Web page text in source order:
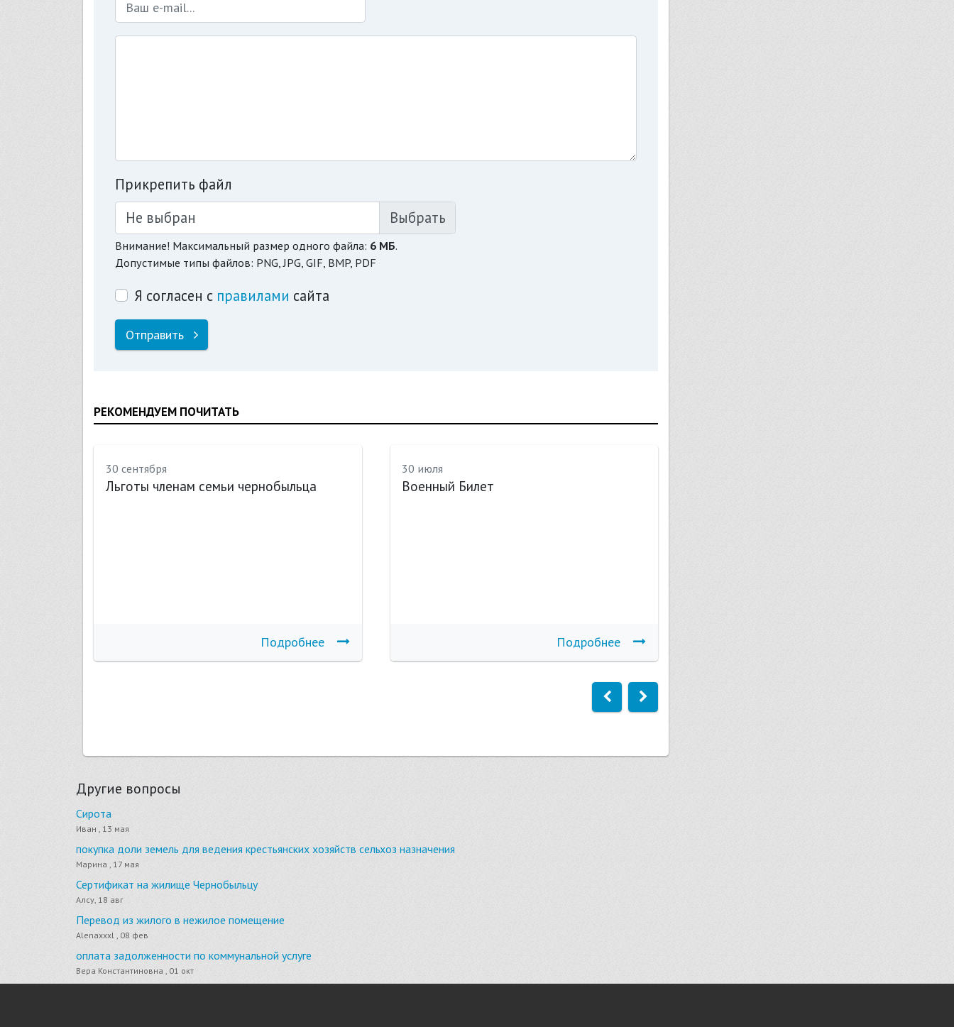
Прикрепить файл
Не выбран
Внимание! Максимальный размер одного файла: 6 МБ.
Допустимые типы файлов: PNG, JPG, GIF, BMP, PDF
Я согласен с правилами сайта
Отправить
РЕКОМЕНДУЕМ ПОЧИТАТЬ
30 сентября
Льготы членам семьи чернобыльца
Подробнее
30 июля
Военный Билет
Подробнее
Другие вопросы
Сирота
Иван , 13 мая
покупка доли земель для ведения крестьянских хозяйств сельхоз назначения
Марина , 17 мая
Сертификат на жилище Чернобыльцу
Алсу, 18 авг
Перевод из жилого в нежилое помещение
Alenaxxxl , 08 фев
оплата задолженности по коммунальной услуге
Вера Константиновна , 01 окт